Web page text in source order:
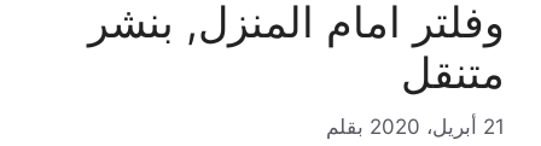
وفلتر امام المنزل, بنشر
متنقل
21 أبريل، 2020 بقلم